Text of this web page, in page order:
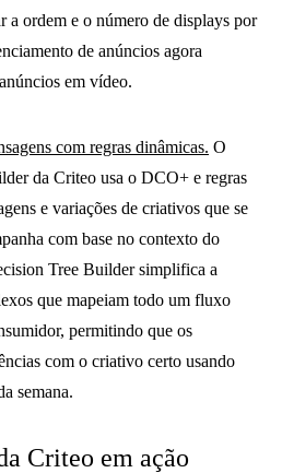
a ordem e o número de displays por
de anúncios agora
em vídeo.
com regras dinâmicas. O
da Criteo usa o DCO+ e regras
e variações de criativos que se
com base no contexto do
Tree Builder simplifica a
que mapeiam todo um fluxo
permitindo que os
com o criativo certo usando
semana.
Criteo em ação